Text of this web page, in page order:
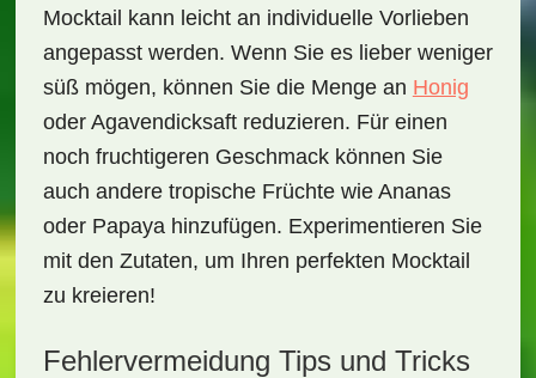
Mocktail kann leicht an individuelle Vorlieben
angepasst werden. Wenn Sie es lieber weniger
süß mögen, können Sie die Menge an Honig
oder Agavendicksaft reduzieren. Für einen
noch fruchtigeren Geschmack können Sie
auch andere tropische Früchte wie Ananas
oder Papaya hinzufügen. Experimentieren Sie
mit den Zutaten, um Ihren perfekten Mocktail
zu kreieren!
Fehlervermeidung Tips und Tricks